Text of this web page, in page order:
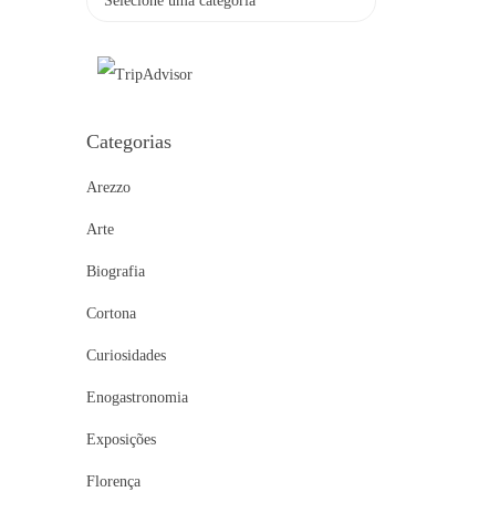
Categorias
Arezzo
Arte
Biografia
Cortona
Curiosidades
Enogastronomia
Exposições
Florença